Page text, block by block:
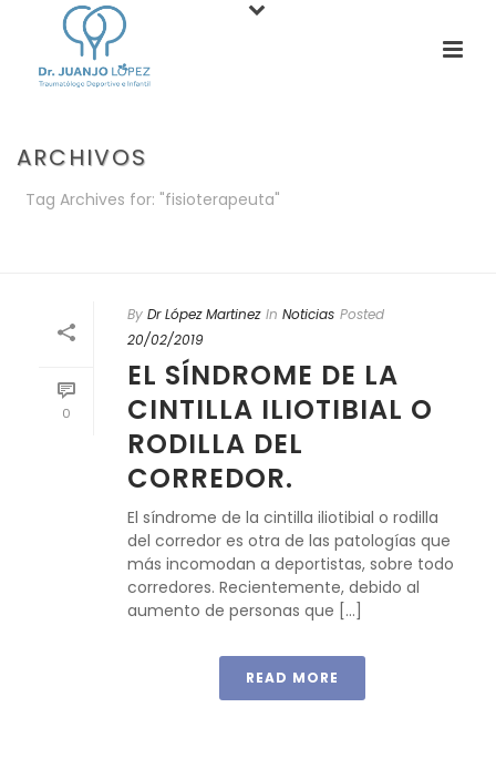
ARCHIVOS
Tag Archives for: "fisioterapeuta"
0
By Dr López Martinez In Noticias Posted
20/02/2019
EL SÍNDROME DE LA
CINTILLA ILIOTIBIAL O
RODILLA DEL
CORREDOR.
El síndrome de la cintilla iliotibial o rodilla
del corredor es otra de las patologías que
más incomodan a deportistas, sobre todo
corredores. Recientemente, debido al
aumento de personas que [...]
READ MORE